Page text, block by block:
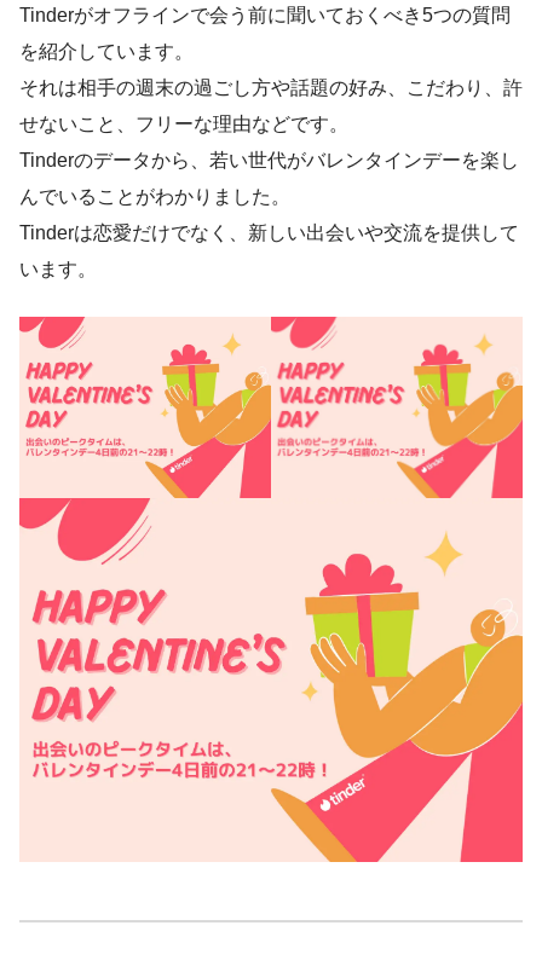
Tinderがオフラインで会う前に聞いておくべき5つの質問
を紹介しています。
それは相手の週末の過ごし方や話題の好み、こだわり、許
せないこと、フリーな理由などです。
Tinderのデータから、若い世代がバレンタインデーを楽し
んでいることがわかりました。
Tinderは恋愛だけでなく、新しい出会いや交流を提供して
います。